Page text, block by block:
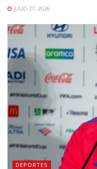
JULIO 27, 2026
DEPORTES